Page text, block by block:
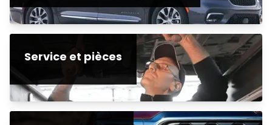
Service et pièces